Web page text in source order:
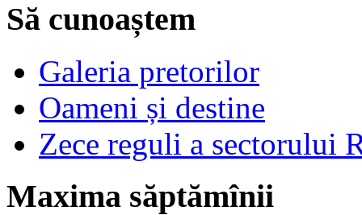
Să cunoaștem
Galeria pretorilor
Oameni și destine
Zece reguli a sectorului
Maxima săptămînii